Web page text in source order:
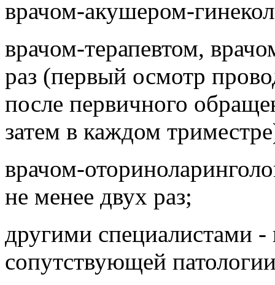
врачом-акушером-
врачом-терапевтом,
раз (первый осмотр
после первичного
затем в каждом
врачом-
не менее двух раз;
другими специалистами
сопутствующей